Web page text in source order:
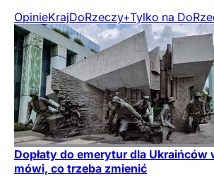
OpinieKrajDoRzeczy+Tylko na
Dopłaty do emerytur dla Ukraińców
mówi, co trzeba zmienić